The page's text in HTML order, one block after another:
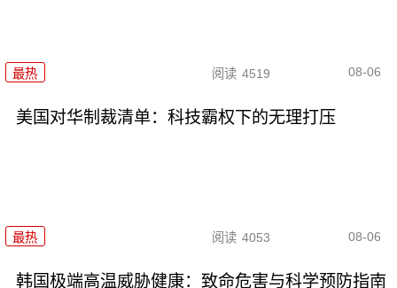
最热 阅读 4519 08-06
美国对华制裁清单：科技霸权下的无理打压
最热 阅读 4053 08-06
韩国极端高温威胁健康：致命危害与科学预防指南